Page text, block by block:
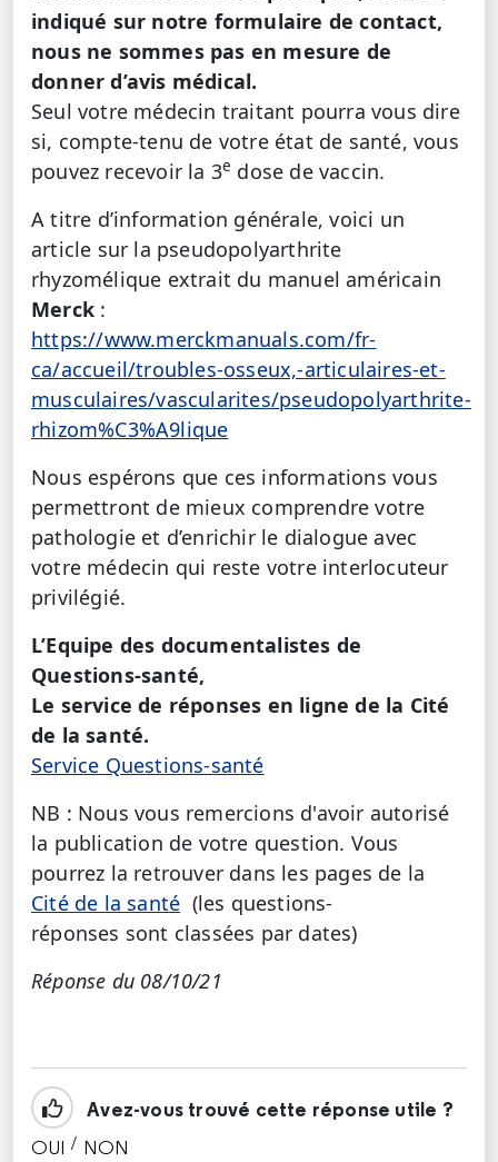
indiqué sur notre formulaire de contact,
nous ne sommes pas en mesure de
donner d’avis médical.
Seul votre médecin traitant pourra vous dire
si, compte-tenu de votre état de santé, vous
pouvez recevoir la 3e dose de vaccin.
A titre d’information générale, voici un
article sur la pseudopolyarthrite
rhyzomélique extrait du manuel américain
Merck :
https://www.merckmanuals.com/fr-
ca/accueil/troubles-osseux,-articulaires-et-
musculaires/vascularites/pseudopolyarthrite-
rhizom%C3%A9lique
Nous espérons que ces informations vous
permettront de mieux comprendre votre
pathologie et d’enrichir le dialogue avec
votre médecin qui reste votre interlocuteur
privilégié.
L’Equipe des documentalistes de
Questions-santé,
Le service de réponses en ligne de la Cité
de la santé.
Service Questions-santé
NB : Nous vous remercions d'avoir autorisé
la publication de votre question. Vous
pourrez la retrouver dans les pages de la
Cité de la santé (les questions-
réponses sont classées par dates)
Réponse du 08/10/21
Avez-vous trouvé cette réponse utile ?
OUI / NON